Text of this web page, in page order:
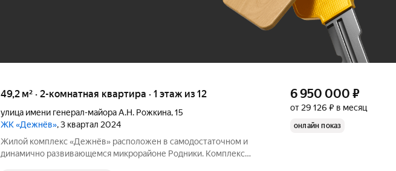
49,2 м² · 2-комнатная квартира · 1 этаж из 12
улица имени генерал-майора А.Н. Рожкина,15
ЖК «Дежнёв», 3 квартал 2024
Жилой комплекс «Дежнёв» расположен в самодостаточном и
динамично развивающемся микрорайоне Родники. Комплекс
6 950 000 ₽
от 29 126 ₽ в месяц
онлайн показ